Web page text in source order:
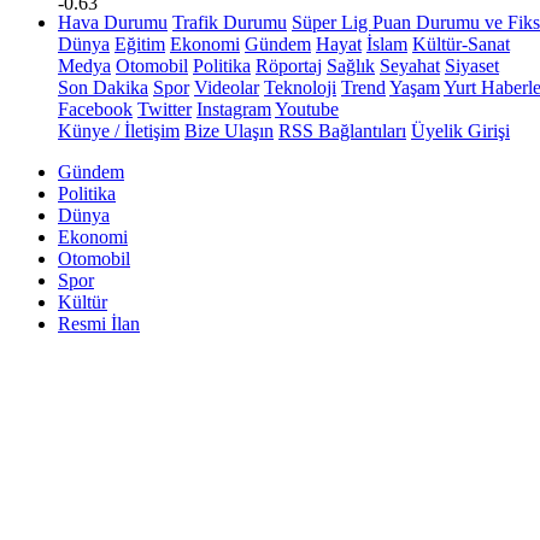
Hava Durumu Trafik Durumu Süper Lig Puan Durumu ve
Dünya Eğitim Ekonomi Gündem Hayat İslam Kültür-Sanat
Medya Otomobil Politika Röportaj Sağlık Seyahat Siyaset
Son Dakika Spor Videolar Teknoloji Trend YaşamYurt
Facebook Twitter InstagramYoutube
Künye / İletişim Bize Ulaşın RSS Bağlantıları Üyelik Girişi
Gündem
Politika
Dünya
Ekonomi
Otomobil
Spor
Kültür
Resmi İlan